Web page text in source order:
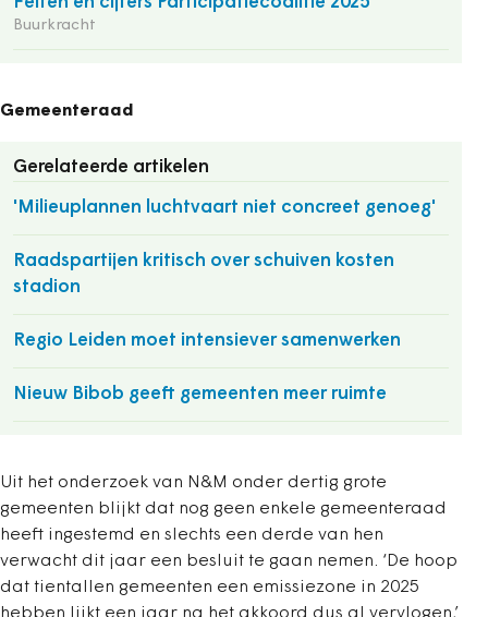
Buurkracht
Gemeenteraad
Gerelateerde artikelen
'Milieuplannen luchtvaart niet concreet genoeg'
Raadspartijen kritisch over schuiven kosten
stadion
Regio Leiden moet intensiever samenwerken
Nieuw Bibob geeft gemeenten meer ruimte
Uit het onderzoek van N&M onder dertig grote
gemeenten blijkt dat nog geen enkele gemeenteraad
heeft ingestemd en slechts een derde van hen
verwacht dit jaar een besluit te gaan nemen. ‘De hoop
dat tientallen gemeenten een emissiezone in 2025